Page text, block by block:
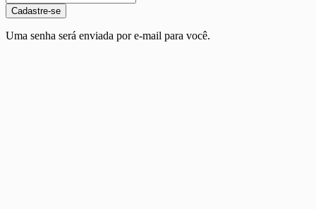
Cadastre-se
Uma senha será enviada por e-mail para você.